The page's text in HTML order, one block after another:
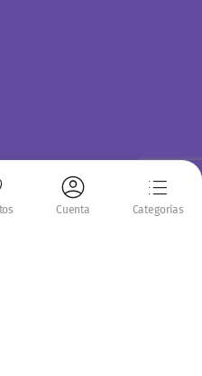
Cuenta Categorías